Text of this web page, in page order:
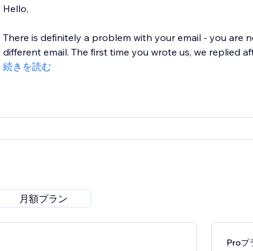
Hello,
There is definitely a problem with your email - you are
different email. The first time you wrote us, we replied
続きを読む
月額プラン
Proプ